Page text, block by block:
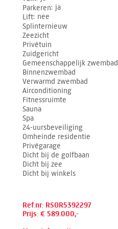
Parkeren ja
Lift nee
Splinternieuw
Zeezicht
Privétuin
Zuidgericht
Gemeenschappelijk zwembad
Binnenzwembad
Verwarmd zwembad
Airconditioning
Fitnessruimte
Sauna
Spa
24-uursbeveiliging
Omheinde residentie
Privégarage
Dicht bij de golfbaan
Dicht bij zee
Dicht bij winkels
Ref.nr: RSOR5392297
Prijs: € 589.000,-